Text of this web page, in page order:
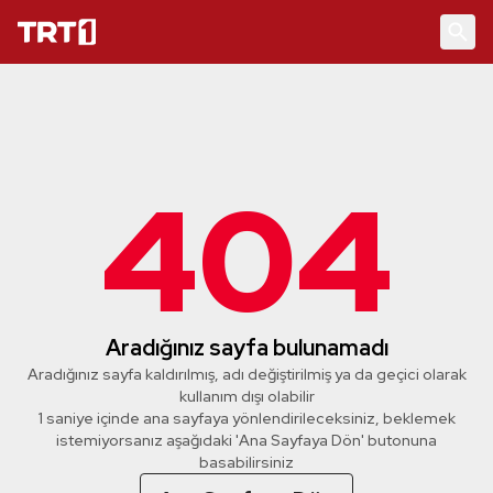
404
Aradığınız sayfa bulunamadı
Aradığınız sayfa kaldırılmış, adı değiştirilmiş ya da geçici olarak
kullanım dışı olabilir
1 saniye içinde ana sayfaya yönlendirileceksiniz, beklemek
istemiyorsanız aşağıdaki 'Ana Sayfaya Dön' butonuna
basabilirsiniz